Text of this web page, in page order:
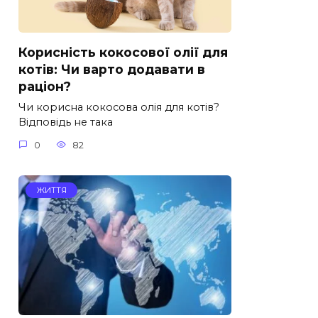
Корисність кокосової олії для
котів: Чи варто додавати в
раціон?
Чи корисна кокосова олія для котів?
Відповідь не така
0 82
ЖИТТЯ